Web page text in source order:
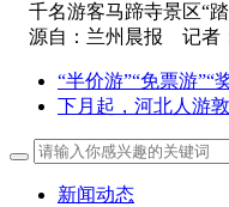
千名游客马蹄寺景区“
源自：兰州晨报 记者
“半价游”“免票游”“
下月起，河北人游
新闻动态